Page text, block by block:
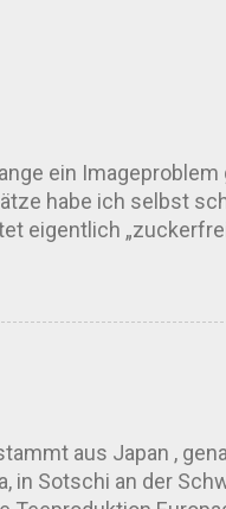
ein Imageproblem
habe ich selbst
eigentlich
Kleine Warnung:
aus Japan ,
in Sotschi an der